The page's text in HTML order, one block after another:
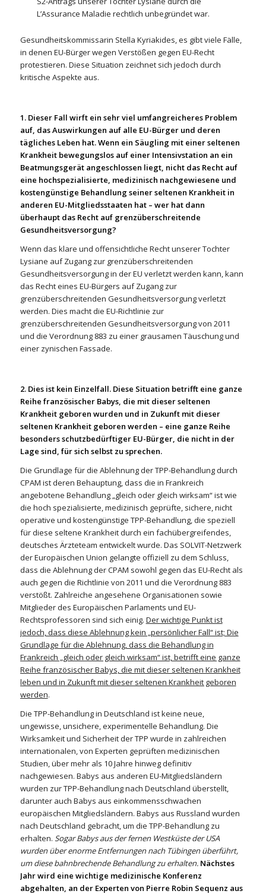
L’Assurance Maladie rechtlich unbegründet war.
Gesundheitskommissarin Stella Kyriakides, es gibt viele Fälle,
in denen EU-Bürger wegen Verstößen gegen EU-Recht
protestieren. Diese Situation zeichnet sich jedoch durch
kritische Aspekte aus.
1. Dieser Fall wirft ein sehr viel umfangreicheres Problem
auf, das Auswirkungen auf alle EU-Bürger und deren
tägliches Leben hat. Wenn ein Säugling mit einer seltenen
Krankheit bewegungslos auf einer Intensivstation an ein
Beatmungsgerät angeschlossen liegt, nicht das Recht auf
eine hochspezialisierte, medizinisch nachgewiesene und
kostengünstige Behandlung seiner seltenen Krankheit in
anderen EU-Mitgliedsstaaten hat – wer hat dann
überhaupt das Recht auf grenzüberschreitende
Gesundheitsversorgung?
Wenn das klare und offensichtliche Recht unserer Tochter
Lysiane auf Zugang zur grenzüberschreitenden
Gesundheitsversorgung in der EU verletzt werden kann, kann
das Recht eines EU-Bürgers auf Zugang zur
grenzüberschreitenden Gesundheitsversorgung verletzt
werden. Dies macht die EU-Richtlinie zur
grenzüberschreitenden Gesundheitsversorgung von 2011
und die Verordnung 883 zu einer grausamen Täuschung und
einer zynischen Fassade.
2. Dies ist kein Einzelfall. Diese Situation betrifft eine ganze
Reihe französischer Babys, die mit dieser seltenen
Krankheit geboren wurden und in Zukunft mit dieser
seltenen Krankheit geboren werden – eine ganze Reihe
besonders schutzbedürftiger EU-Bürger, die nicht in der
Lage sind, für sich selbst zu sprechen.
Die Grundlage für die Ablehnung der TPP-Behandlung durch
CPAM ist deren Behauptung, dass die in Frankreich
angebotene Behandlung „gleich oder gleich wirksam“ ist wie
die hoch spezialisierte, medizinisch geprüfte, sichere, nicht
operative und kostengünstige TPP-Behandlung, die speziell
für diese seltene Krankheit durch ein fachübergreifendes,
deutsches Ärzteteam entwickelt wurde. Das SOLVIT-Netzwerk
der Europäischen Union gelangte offiziell zu dem Schluss,
dass die Ablehnung der CPAM sowohl gegen das EU-Recht als
auch gegen die Richtlinie von 2011 und die Verordnung 883
verstößt. Zahlreiche angesehene Organisationen sowie
Mitglieder des Europäischen Parlaments und EU-
Rechtsprofessoren sind sich einig. Der wichtige Punkt ist
jedoch, dass diese Ablehnung kein „persönlicher Fall“ ist; Die
Grundlage für die Ablehnung, dass die Behandlung in
Frankreich „gleich oder gleich wirksam“ ist, betrifft eine ganze
Reihe französischer Babys, die mit dieser seltenen Krankheit
leben und in Zukunft mit dieser seltenen Krankheit geboren
werden.
Die TPP-Behandlung in Deutschland ist keine neue,
ungewisse, unsichere, experimentelle Behandlung. Die
Wirksamkeit und Sicherheit der TPP wurde in zahlreichen
internationalen, von Experten geprüften medizinischen
Studien, über mehr als 10 Jahre hinweg definitiv
nachgewiesen. Babys aus anderen EU-Mitgliedsländern
wurden zur TPP-Behandlung nach Deutschland überstellt,
darunter auch Babys aus einkommensschwachen
europäischen Mitgliedsländern. Babys aus Russland wurden
nach Deutschland gebracht, um die TPP-Behandlung zu
erhalten. Sogar Babys aus der fernen Westküste der USA
wurden über enorme Entfernungen nach Tübingen überführt,
um diese bahnbrechende Behandlung zu erhalten. Nächstes
Jahr wird eine wichtige medizinische Konferenz
abgehalten, an der Experten von Pierre Robin Sequenz aus